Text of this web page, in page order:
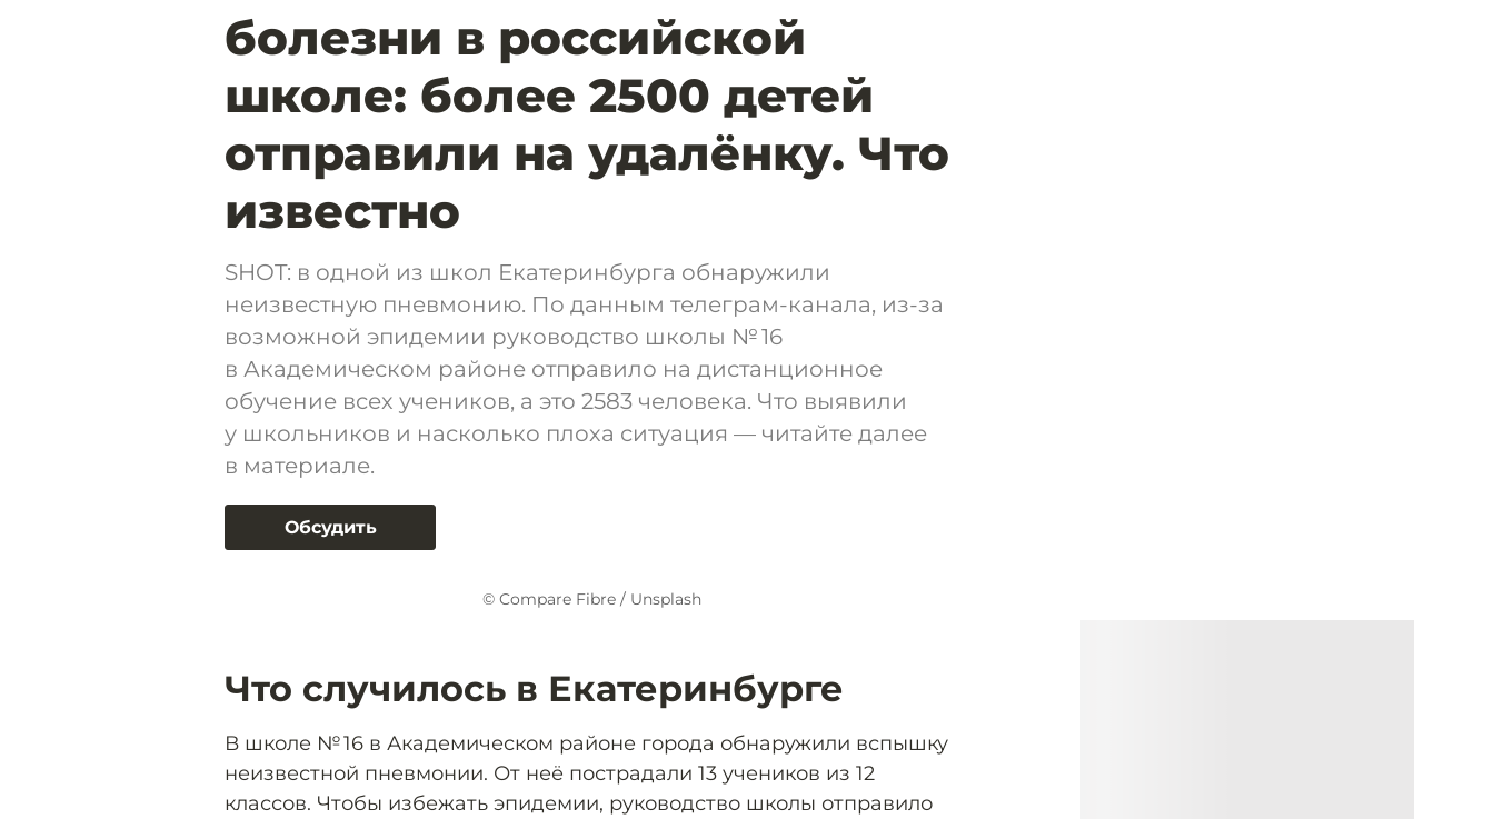
болезни в российской
школе: более 2500 детей
отправили на удалёнку. Что
известно
SHOT: в одной из школ Екатеринбурга обнаружили
неизвестную пневмонию. По данным телеграм-канала, из-за
возможной эпидемии руководство школы № 16
в Академическом районе отправило на дистанционное
обучение всех учеников, а это 2583 человека. Что выявили
у школьников и насколько плоха ситуация — читайте далее
в материале.
Обсудить
© Compare Fibre / Unsplash
Что случилось в Екатеринбурге
В школе № 16 в Академическом районе города обнаружили вспышку
неизвестной пневмонии. От неё пострадали 13 учеников из 12
классов. Чтобы избежать эпидемии, руководство школы отправило